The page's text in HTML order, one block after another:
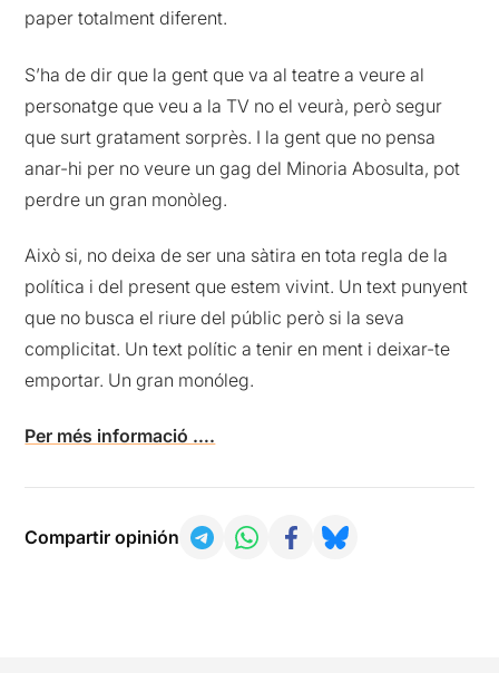
paper totalment diferent.
S’ha de dir que la gent que va al teatre a veure al
personatge que veu a la TV no el veurà, però segur
que surt gratament sorprès. I la gent que no pensa
anar-hi per no veure un gag del Minoria Abosulta, pot
perdre un gran monòleg.
Això si, no deixa de ser una sàtira en tota regla de la
política i del present que estem vivint. Un text punyent
que no busca el riure del públic però si la seva
complicitat. Un text polític a tenir en ment i deixar-te
emportar. Un gran monóleg.
Per més informació ….
Compartir opinión